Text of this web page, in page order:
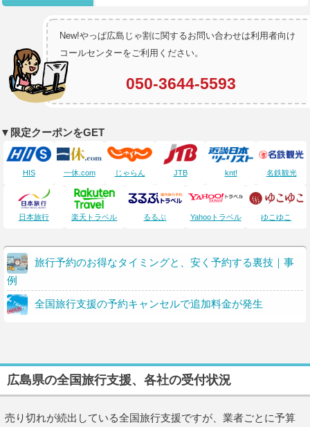
New!やっぱ広島じゃ割に関するお問い合わせは利用者向け
コールセンターをご利用ください。
050-3644-5593
▼限定クーポンをGET
HIS 一休.com じゃらん JTB knt! 名鉄観光
日本旅行 楽天トラベル るるぶ Yahooトラベル ゆこゆこ
旅行予約のお得なタイミングと、安く予約する裏技｜事
例
全国旅行支援の予約キャンセルで追加料金が発生
広島県の全国旅行支援、各社の受付状況
売り切れが続出している全国旅行支援ですが、業者ごとに予算